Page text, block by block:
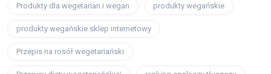
Produkty dla wegetarian i wegan produkty wegańskie
produkty wegańskie sklep internetowy
Przepis na rosół wegetariański